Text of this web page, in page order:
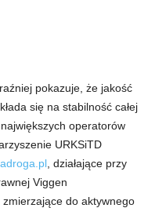
pokazuje, że jakość
się na stabilność całej
operatorów
URKSiTD
, działające przy
Viggen
zmierzające do aktywnego